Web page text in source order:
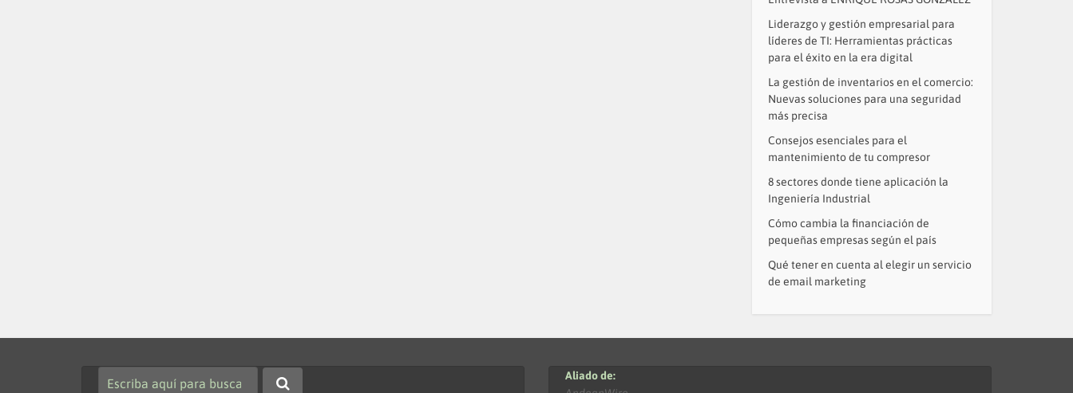
Liderazgo y gestión empresarial para
líderes de TI: Herramientas prácticas
para el éxito en la era digital
La gestión de inventarios en el comercio:
Nuevas soluciones para una seguridad
más precisa
Consejos esenciales para el
mantenimiento de tu compresor
8 sectores donde tiene aplicación la
Ingeniería Industrial
Cómo cambia la financiación de
pequeñas empresas según el país
Qué tener en cuenta al elegir un servicio
de email marketing
Aliado de: